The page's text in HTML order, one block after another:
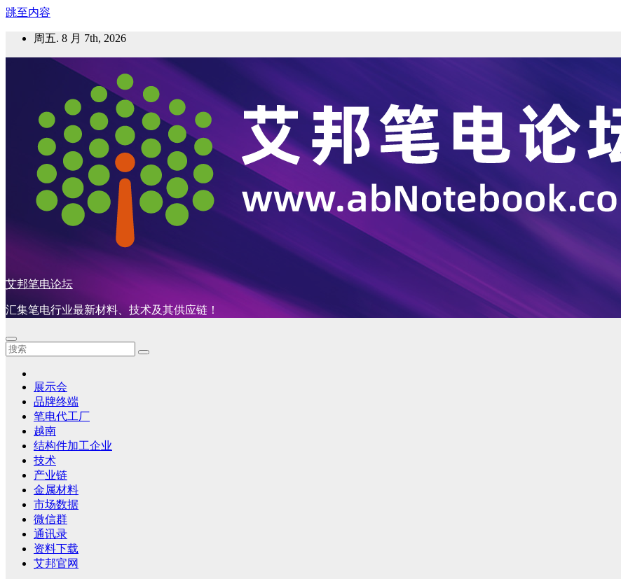
跳至内容
周五. 8 月 7th, 2026
艾邦笔电论坛
汇集笔电行业最新材料、技术及其供应链！
展示会
品牌终端
笔电代工厂
越南
结构件加工企业
技术
产业链
金属材料
市场数据
微信群
通讯录
资料下载
艾邦官网